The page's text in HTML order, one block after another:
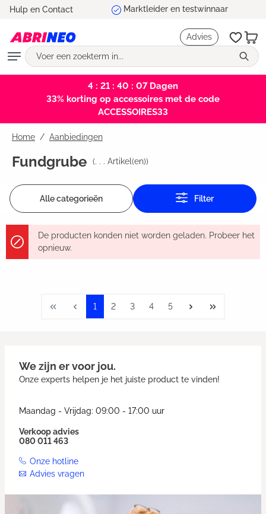
Hulp en Contact Marktleider en testwinnaar
Advies
4 : 21 : 40 : 06Dagen
33% korting op accessoires met de code
ACCESSOIRES33
Home Aanbiedingen
Fundgrube (. . . Artikel(en))
Alle categorieën Filter
De producten konden niet worden geladen. Probeer het
opnieuw.
1 2 3 4 5
We zijn er voor jou.
Onze experts helpen je het juiste product te vinden!
Maandag - Vrijdag: 09:00 - 17:00 uur
Verkoop advies
080 011 463
Onze hotline
Advies vragen